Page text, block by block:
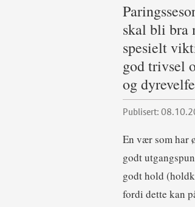
skal bli bra
spesielt
god trivsel
og
Publisert:
En vær som har
godt
godt hold
fordi dette kan